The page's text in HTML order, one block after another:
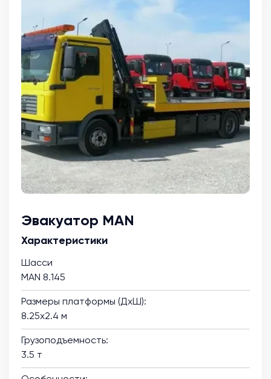
Эвакуатор MAN
Характеристики
Шасси
MAN 8.145
Размеры платформы (ДхШ):
8.25х2.4 м
Грузоподъемность:
3.5 т